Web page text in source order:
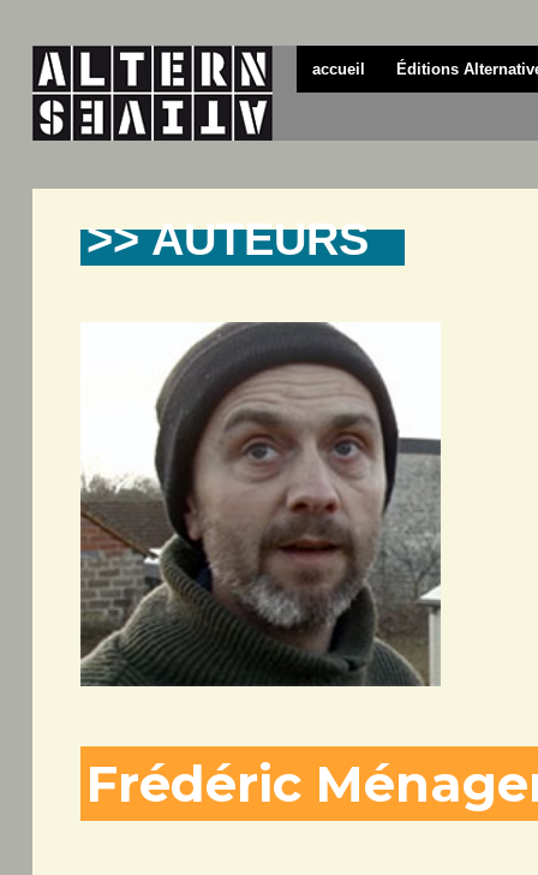
accueil Éditions
>> AUTEURS
Frédéric